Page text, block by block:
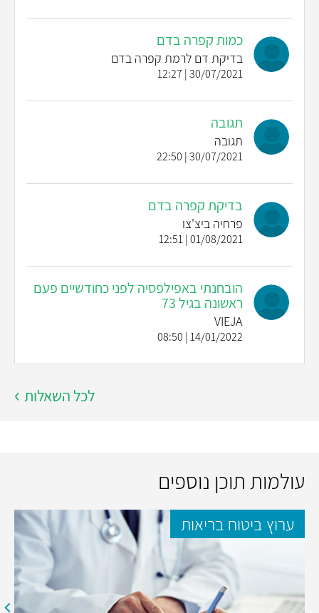
כמות קפרה בדם
בדיקת דם לרמת קפרה בדם
30/07/2021 | 12:27
תגובה
תגובה
30/07/2021 | 22:50
בדיקת קפרה בדם
פרחיה ביצ'צו
01/08/2021 | 12:51
הובחנתי באפילפסיה לפני כחודשיים פעם
ראשונה בגיל 73
VIEJA
14/01/2022 | 08:50
לכל השאלות
עולמות תוכן נוספים
ערוץ ביטוח בריאות